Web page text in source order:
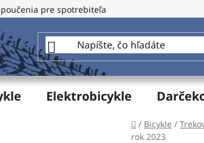
pre spotrebiteľa
Elektrobicykle
Domov
/ Bicykle /
rok 2023